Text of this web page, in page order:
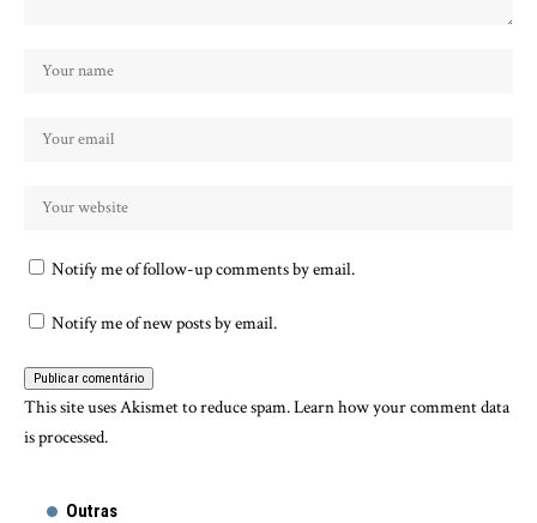
Notify me of follow-up comments by email.
Notify me of new posts by email.
This site uses Akismet to reduce spam.Learn how your comment data
is processed.
Outras